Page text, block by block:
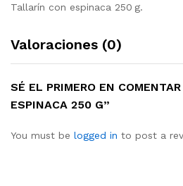
Tallarín con espinaca 250 g.
Valoraciones (0)
SÉ EL PRIMERO EN
ESPINACA 250 G”
You must be logged in to post a